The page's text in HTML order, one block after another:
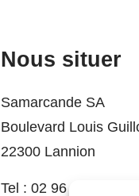
Nous situer
Samarcande SA
Boulevard Louis
22300 Lannion
Tel : 02 96 37 74 06